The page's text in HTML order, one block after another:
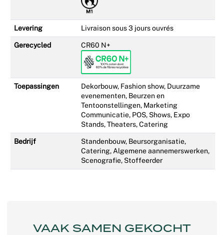
Levering Livraison sous 3 jours ouvrés
Gerecycled CR60 N+
Toepassingen
Dekorbouw, Fashion show, Duurzame
evenementen, Beurzen en
Tentoonstellingen, Marketing
Communicatie, POS, Shows, Expo
Stands, Theaters, Catering
Bedrijf
Standenbouw, Beursorganisatie,
Catering, Algemene aannemerswerken,
Scenografie, Stoffeerder
VAAK SAMEN GEKOCHT